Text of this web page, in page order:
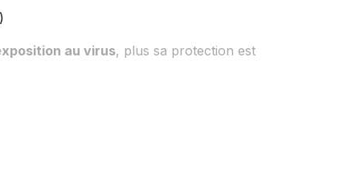
au virus, plus sa protection est